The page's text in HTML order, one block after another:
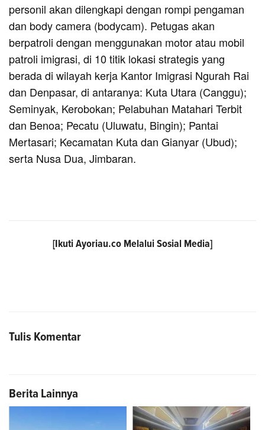
personil akan dilengkapi dengan rompi pengaman
dan body camera (bodycam). Petugas akan
berpatroli dengan menggunakan motor atau mobil
patroli imigrasi, di 10 titik lokasi strategis yang
berada di wilayah kerja Kantor Imigrasi Ngurah Rai
dan Denpasar, di antaranya: Kuta Utara (Canggu);
Seminyak, Kerobokan; Pelabuhan Matahari Terbit
dan Benoa; Pecatu (Uluwatu, Bingin); Pantai
Mertasari; Kecamatan Kuta dan Gianyar (Ubud);
serta Nusa Dua, Jimbaran.
[Ikuti Ayoriau.co Melalui Sosial Media]
Tulis Komentar
Berita Lainnya